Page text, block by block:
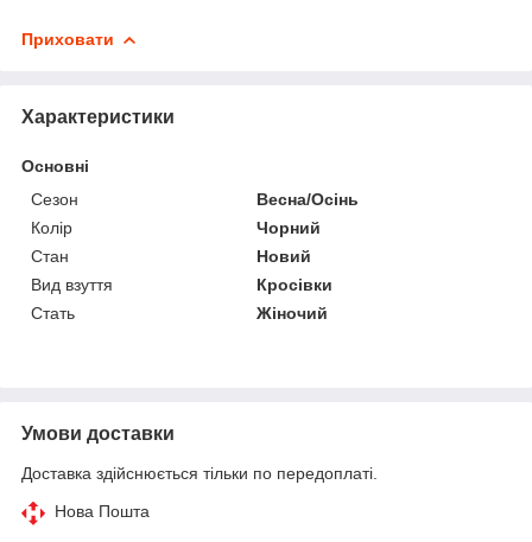
Приховати
Характеристики
Основні
Сезон
Весна/Осінь
Колір
Чорний
Стан
Новий
Вид взуття
Кросівки
Стать
Жіночий
Умови доставки
Доставка здійснюється тільки по передоплаті.
Нова Пошта